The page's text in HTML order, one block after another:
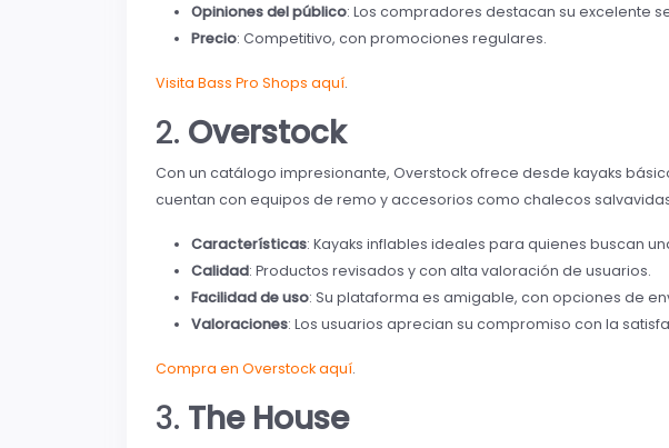
Opiniones del público: Los compradores destacan su excelente
Precio: Competitivo, con promociones regulares.
Visita Bass Pro Shops aquí.
2. Overstock
Con un catálogo impresionante, Overstock ofrece desde kayaks
cuentan con equipos de remo y accesorios como chalecos
Características: Kayaks inflables ideales para quienes buscan
Calidad: Productos revisados y con alta valoración de usuarios.
Facilidad de uso: Su plataforma es amigable, con opciones de
Valoraciones: Los usuarios aprecian su compromiso con la
Compra en Overstock aquí.
3. The House